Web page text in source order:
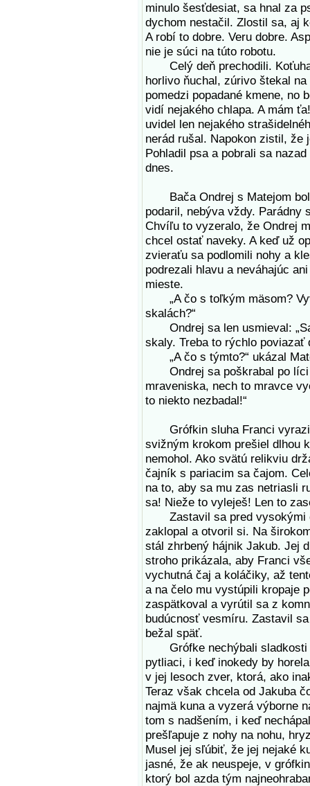
minulo šesťdesiat, sa hnal za
dychom nestačil. Zlostil sa, aj
A robí to dobre. Veru dobre.
nie je súci na túto robotu.
Celý deň prechodili. Koťuha
horlivo ňuchal, zúrivo štekal
pomedzi popadané kmene, no
vidí nejakého chlapa. A mám
uvidel len nejakého
nerád rušal. Napokon zistil,
Pohladil psa a pobrali sa
dnes.
Bača Ondrej s Matejom boli
podaril, nebýva vždy. Parádny
Chvíľu to vyzeralo, že Ondrej
chcel ostať naveky. A keď už
zvieraťu sa podlomili nohy a
podrezali hlavu a neváhajúc
mieste.
„A čo s toľkým mäsom?
skalách?“
Ondrej sa len usmieval:
skaly. Treba to rýchlo poviazať
„A čo s týmto?“ ukázal
Ondrej sa poškrabal po líci
mraveniska, nech to mravce
to niekto nezbadal!“
Grófkin sluha Franci vyrazil
svižným krokom prešiel dlhou
nemohol. Ako svätú relikviu
čajník s pariacim sa čajom.
na to, aby sa mu zas netriasli
sa! Nieže to vyleješ! Len to
Zastavil sa pred vysokými
zaklopal a otvoril si. Na
stál zhrbený hájnik Jakub. Jej
stroho prikázala, aby Franci
vychutná čaj a koláčiky, až
a na čelo mu vystúpili kropaje
zaspätkoval a vyrútil sa z
budúcnosť vesmíru. Zastavil
bežal späť.
Grófke nechýbali sladkosti
pytliaci, i keď inokedy by
v jej lesoch zver, ktorá, ako
Teraz však chcela od Jakuba
najmä kuna a vyzerá výborne
tom s nadšením, i keď
prešľapuje z nohy na nohu,
Musel jej sľúbiť, že jej nejaké
jasné, že ak neuspeje, v
ktorý bol azda tým